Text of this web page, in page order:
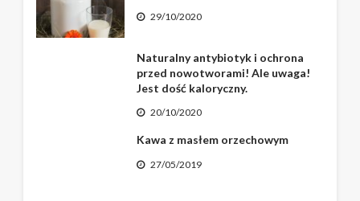
29/10/2020
Naturalny antybiotyk i ochrona
przed nowotworami! Ale uwaga!
Jest dość kaloryczny.
20/10/2020
Kawa z masłem orzechowym
27/05/2019